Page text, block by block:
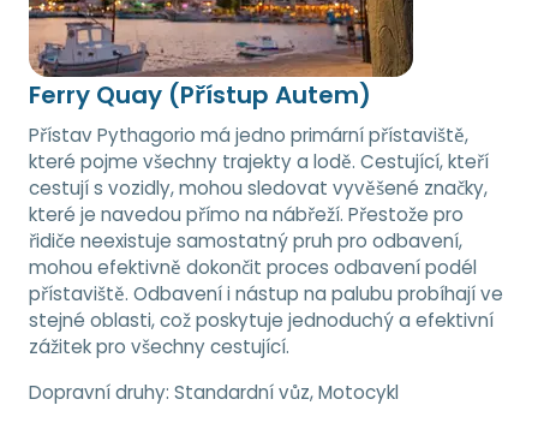
Ferry Quay (Přístup Autem)
Přístav Pythagorio má jedno primární přístaviště,
které pojme všechny trajekty a lodě. Cestující, kteří
cestují s vozidly, mohou sledovat vyvěšené značky,
které je navedou přímo na nábřeží. Přestože pro
řidiče neexistuje samostatný pruh pro odbavení,
mohou efektivně dokončit proces odbavení podél
přístaviště. Odbavení i nástup na palubu probíhají ve
stejné oblasti, což poskytuje jednoduchý a efektivní
zážitek pro všechny cestující.
Dopravní druhy: Standardní vůz, Motocykl